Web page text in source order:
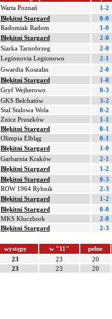
Warta Poznań
1-2
Błękitni Stargard
0-0
Radomiak Radom
1-0
Błękitni Stargard
2-0
Siarka Tarnobrzeg
2-0
Legionovia Legionowo
2-1
Gwardia Koszalin
2-0
Błękitni Stargard
1-0
Gryf Wejherowo
0-3
GKS Bełchatów
3-2
Stal Stalowa Wola
0-2
Znicz Pruszków
1-1
Błękitni Stargard
0-1
Olimpia Elbląg
0-1
Błękitni Stargard
1-0
Garbarnia Kraków
2-1
Błękitni Stargard
1-2
Błękitni Stargard
0-3
ROW 1964 Rybnik
2-3
Błękitni Stargard
1-2
Błękitni Stargard
0-0
MKS Kluczbork
2-0
Błękitni Stargard 2-3
występy w "11"
pełne
23 23
20
23 23 20